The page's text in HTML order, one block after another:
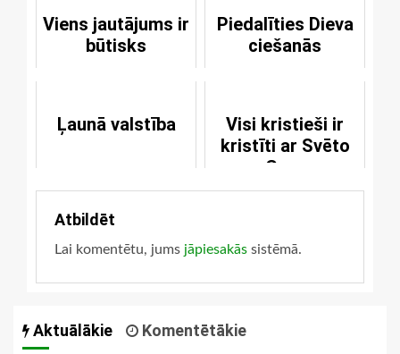
Viens jautājums ir
būtisks
Piedalīties Dieva
ciešanās
Ļaunā valstība
Visi kristieši ir
kristīti ar Svēto
Garu
Atbildēt
Lai komentētu, jums jāpiesakās sistēmā.
Aktuālākie Komentētākie